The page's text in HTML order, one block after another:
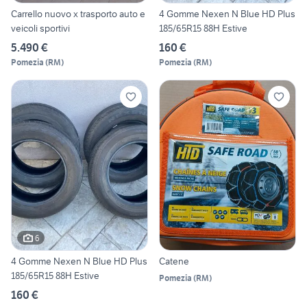
Carrello nuovo x trasporto auto e
veicoli sportivi
5.490 €
Pomezia (RM)
4 Gomme Nexen N Blue HD Plus
185/65R15 88H Estive
160 €
Pomezia (RM)
6
4 Gomme Nexen N Blue HD Plus
185/65R15 88H Estive
160 €
Catene
Pomezia (RM)